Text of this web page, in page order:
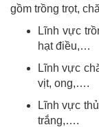
gồm trồng trọt,
Lĩnh vực
hạt điều,…
Lĩnh vực
vịt, ong,….
Lĩnh vực
trắng,….